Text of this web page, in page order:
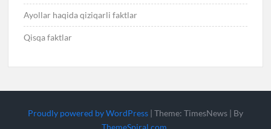
Ayollar haqida qiziqarli faktlar
Qisqa faktlar
Proudly powered by WordPress | Theme: TimesNews | By
ThemeSpiral.com